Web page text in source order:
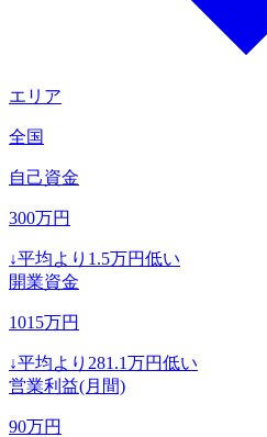
エリア
全国
自己資金
300万円
↓平均より 1.5万円低い
開業資金
1015万円
↓平均より 281.1万円低い
営業利益(月間)
90万円